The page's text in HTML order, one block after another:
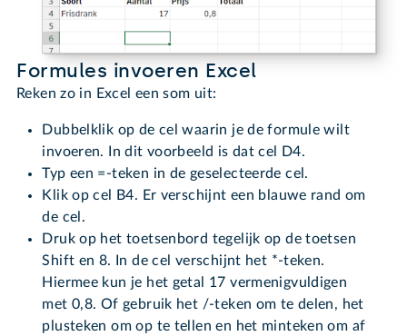
Formules invoeren Excel
Reken zo in Excel een som uit:
Dubbelklik op de cel waarin je de formule wilt
invoeren. In dit voorbeeld is dat cel D4.
Typ een =-teken in de geselecteerde cel.
Klik op cel B4. Er verschijnt een blauwe rand om
de cel.
Druk op het toetsenbord tegelijk op de toetsen
Shift en 8. In de cel verschijnt het *-teken.
Hiermee kun je het getal 17 vermenigvuldigen
met 0,8. Of gebruik het /-teken om te delen, het
plusteken om op te tellen en het minteken om af